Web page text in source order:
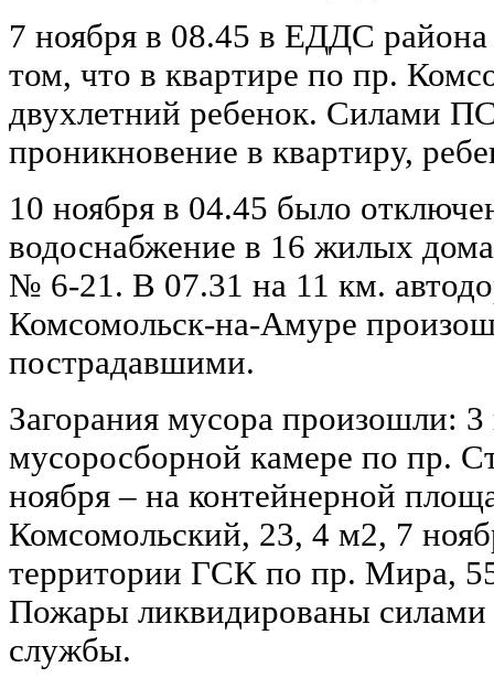
7 ноября в 08.45 в ЕДДС
том, что в квартире по пр.
двухлетний ребенок. Силами
проникновение в квартиру,
10 ноября в 04.45 было
водоснабжение в 16 жилых
№ 6-21. В 07.31 на 11 км.
Комсомольск-на-Амуре
пострадавшими.
Загорания мусора произошли: 3
мусоросборной камере по пр.
ноября ‒ на контейнерной
Комсомольский, 23, 4 м2, 7
территории ГСК по пр. Мира,
Пожары ликвидированы
службы.